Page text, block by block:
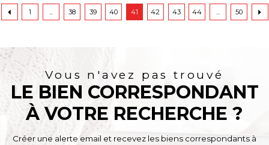
1 ... 38 39 40 41 42 43 44 ... 50
Vous n'avez pas trouvé
LE BIEN CORRESPONDANT
À VOTRE RECHERCHE ?
Créer une alerte email et recevez les biens correspondants à